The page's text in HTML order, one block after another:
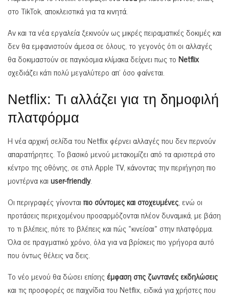
στο TikTok, αποκλειστικά για τα κινητά.
Αν και τα νέα εργαλεία ξεκινούν ως μικρές πειραματικές δοκιμές και
δεν θα εμφανιστούν άμεσα σε όλους, το γεγονός ότι οι αλλαγές
θα δοκιμαστούν σε παγκόσμια κλίμακα δείχνει πως το Netflix
σχεδιάζει κάτι πολύ μεγαλύτερο απ’ όσο φαίνεται.
Netflix: Τι αλλάζει για τη δημοφιλή
πλατφόρμα
Η νέα αρχική σελίδα του Netflix φέρνει αλλαγές που δεν περνούν
απαρατήρητες. Το βασικό μενού μετακομίζει από τα αριστερά στο
κέντρο της οθόνης, σε στιλ Apple TV, κάνοντας την περιήγηση πιο
μοντέρνα και user-friendly.
Οι περιγραφές γίνονταιπιο σύντομες και στοχευμένες, ενώ οι
προτάσεις περιεχομένου προσαρμόζονται πλέον δυναμικά, με βάση
το τι βλέπεις, πότε το βλέπεις και πώς «κινείσαι» στην πλατφόρμα.
Όλα σε πραγματικό χρόνο, όλα για να βρίσκεις πιο γρήγορα αυτό
που όντως θέλεις να δεις.
Το νέο μενού θα δώσει επίσηςέμφαση στις ζωντανές εκδηλώσεις
και τις προσφορές σε παιχνίδια του Netflix, ειδικά για χρήστες που